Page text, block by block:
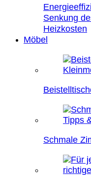
Senkung
Heizkosten
Möbel
Schmale